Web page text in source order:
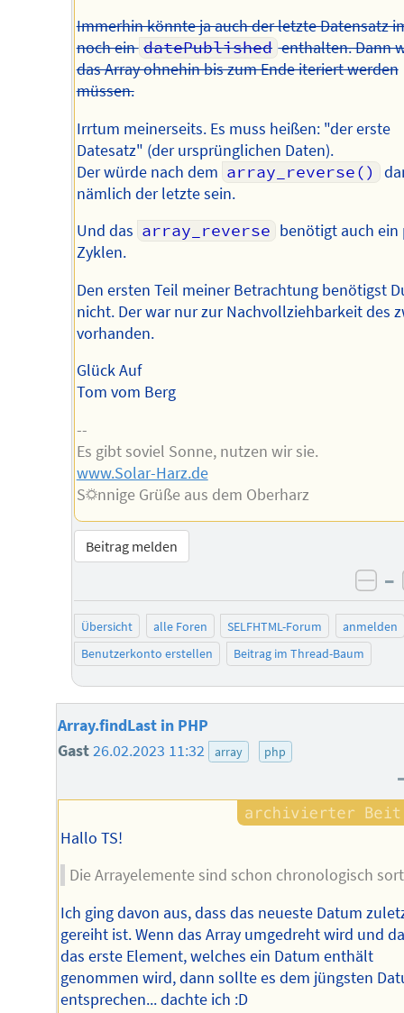
Immerhin könnte ja auch der letzte Datensatz
noch ein datePublished enthalten. Dann
das Array ohnehin bis zum Ende iteriert werden
müssen.
Irrtum meinerseits. Es muss heißen: "der erste
Datesatz" (der ursprünglichen Daten).
Der würde nach dem array_reverse()
nämlich der letzte sein.
Und das array_reverse benötigt auch ein
Zyklen.
Den ersten Teil meiner Betrachtung benötigst
nicht. Der war nur zur Nachvollziehbarkeit des
vorhanden.
Glück Auf
Tom vom Berg
--
Es gibt soviel Sonne, nutzen wir sie.
www.Solar-Harz.de
S☼nnige Grüße aus dem Oberharz
Beitrag melden
–
Übersicht alle Foren SELFHTML-Forum
anmelden
Benutzerkonto erstellen
Beitrag im Thread-Baum
Array.findLast in PHP
Gast26.02.2023 11:32 array php
Hallo TS!
Die Arrayelemente sind schon chronologisch
Ich ging davon aus, dass das neueste Datum
gereiht ist. Wenn das Array umgedreht wird und
das erste Element, welches ein Datum enthält
genommen wird, dann sollte es dem jüngsten
entsprechen... dachte ich :D